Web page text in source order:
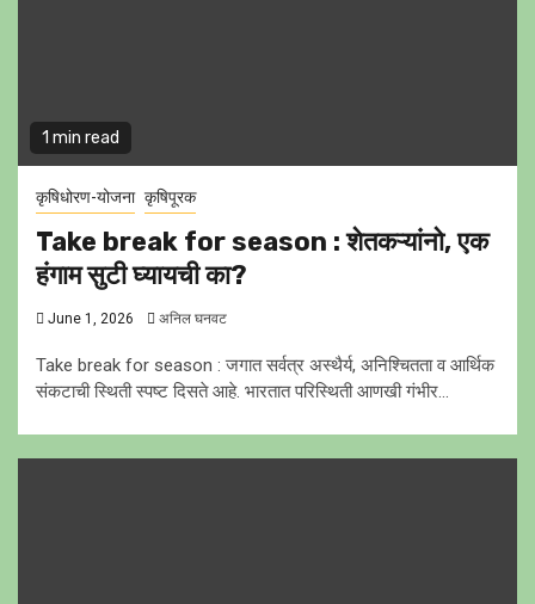
1 min read
कृषिधोरण-योजना कृषिपूरक
Take break for season : शेतकऱ्यांनो, एक
हंगाम सुटी घ्यायची का?
June 1, 2026 अनिल घनवट
Take break for season : जगात सर्वत्र अस्थैर्य, अनिश्चितता व आर्थिक
संकटाची स्थिती स्पष्ट दिसते आहे. भारतात परिस्थिती आणखी गंभीर...